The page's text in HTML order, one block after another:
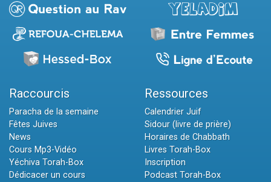
Raccourcis
Paracha de la semaine
Fêtes Juives
News
Cours Mp3-Vidéo
Yéchiva Torah-Box
Dédicacer un cours
Ressources
Calendrier Juif
Sidour (livre de prière)
Horaires de Chabbath
Livres Torah-Box
Inscription
Podcast Torah-Box